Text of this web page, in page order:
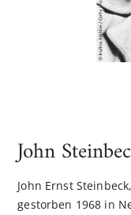
Bildgalerie
John
John Ernst
gestorben 1968 in